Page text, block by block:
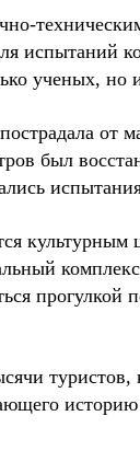
испытаний
ученых, но
был
прогулкой